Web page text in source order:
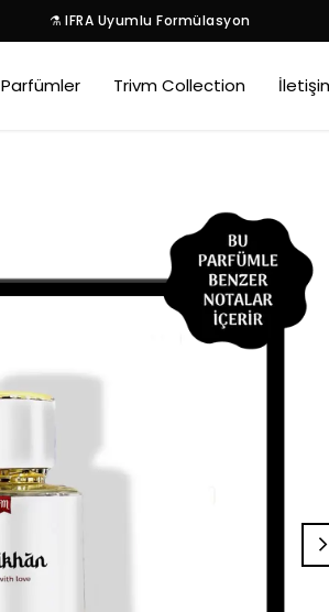
⚗️ IFRA Uyumlu Formülasyon
Parfümler Trivm Collection